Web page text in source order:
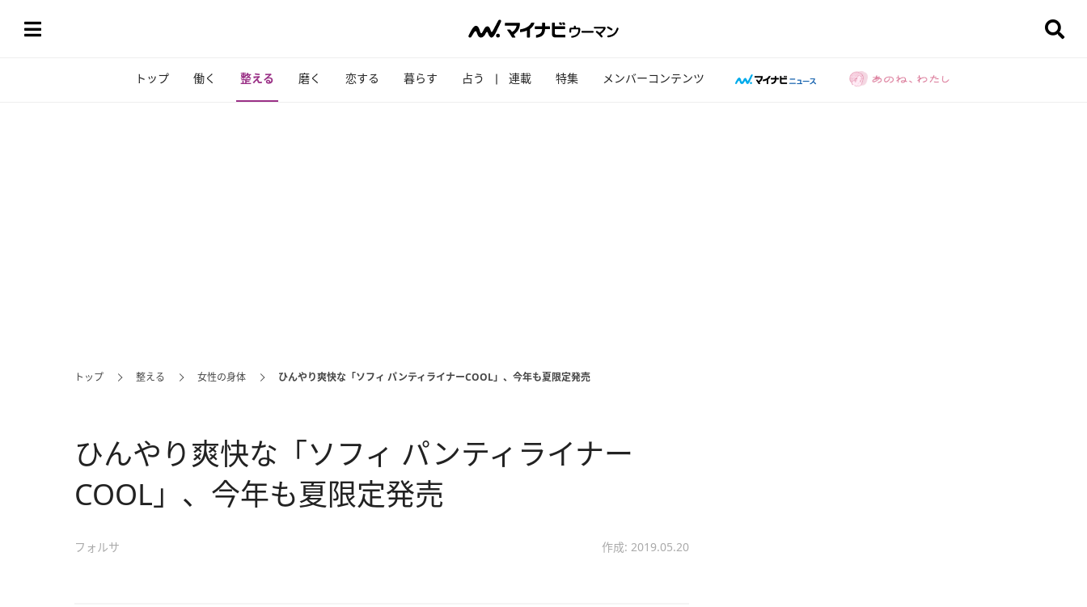
トップ 働く 整える 磨く 恋する 暮らす 占う 連載 特集 メンバーコンテンツ
トップ 整える 女性の身体 ひんやり爽快な「ソフィ パンティライナーCOOL」、今年も夏限定発売
ひんやり爽快な「ソフィ パンティライナー
COOL」、今年も夏限定発売
フォルサ 作成: 2019.05.20